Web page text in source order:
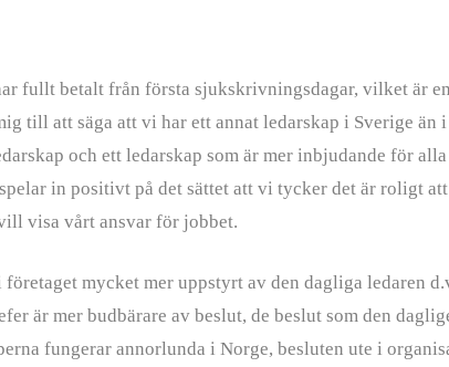
fullt betalt från första sjukskrivningsdagar, vilket är
till att säga att vi har ett annat ledarskap i Sverige än
och ett ledarskap som är mer inbjudande för
in positivt på det sättet att vi tycker det är roligt
visa vårt ansvar för jobbet.
mycket mer uppstyrt av den dagliga ledaren
är mer budbärare av beslut, de beslut som den
fungerar annorlunda i Norge, besluten ute i